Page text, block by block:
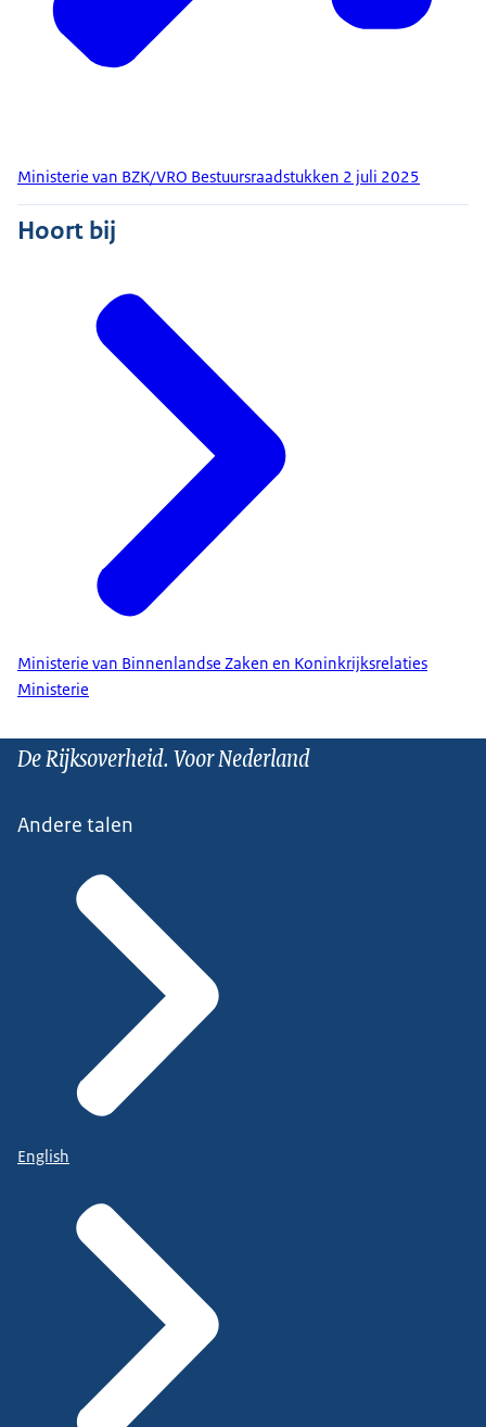
Ministerie van BZK/VRO Bestuursraadstukken 2 juli 2025
Hoort bij
Ministerie van Binnenlandse Zaken en Koninkrijksrelaties
Ministerie
De Rijksoverheid. Voor Nederland
Andere talen
English